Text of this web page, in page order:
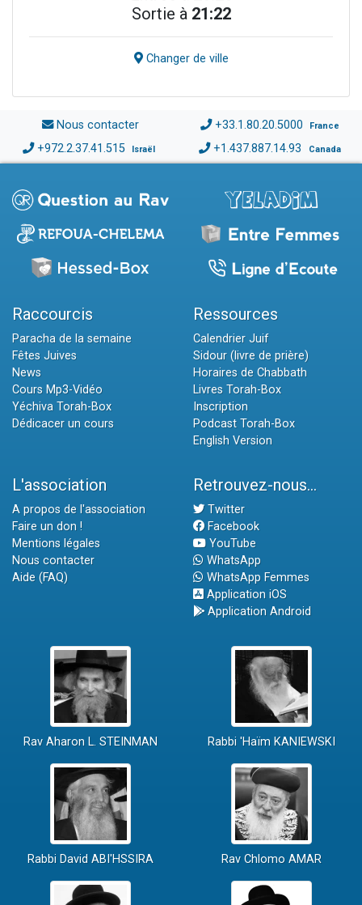
Sortie à 21:22
Changer de ville
Nous contacter +33.1.80.20.5000 France
+972.2.37.41.515 Israël +1.437.887.14.93 Canada
Raccourcis
Paracha de la semaine
Fêtes Juives
News
Cours Mp3-Vidéo
Yéchiva Torah-Box
Dédicacer un cours
Ressources
Calendrier Juif
Sidour (livre de prière)
Horaires de Chabbath
Livres Torah-Box
Inscription
Podcast Torah-Box
English Version
L'association
A propos de l'association
Faire un don !
Mentions légales
Nous contacter
Aide (FAQ)
Retrouvez-nous...
Twitter
Facebook
YouTube
WhatsApp
WhatsApp Femmes
Application iOS
Application Android
Rav Aharon L. STEINMAN Rabbi 'Haïm KANIEWSKI
Rabbi David ABI'HSSIRA Rav Chlomo AMAR